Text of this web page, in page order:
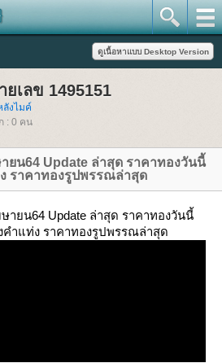
เลข 1495151
งไมค์
: 0 คน
ยน64 Update ล่าสุด ราคาทองวันนี้
ราคาทองรูปพรรณล่าสุด
ายน64 Update ล่าสุด ราคาทองวันนี้
คำแท่ง ราคาทองรูปพรรณล่าสุด